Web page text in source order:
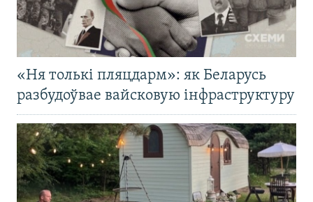
«Ня толькі пляцдарм»: як Беларусь
разбудоўвае вайсковую інфраструктуру